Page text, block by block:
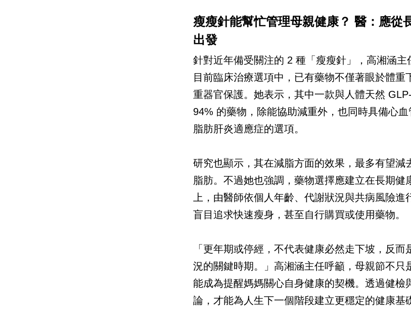
瘦瘦針能幫忙管理母親健康？ 醫：應從
出發
針對近年備受關注的 2 種「瘦瘦針」，高湘涵主
目前臨床治療選項中，已有藥物不僅著眼於體重
重器官保護。她表示，其中一款與人體天然
94% 的藥物，除能協助減重外，也同時具備心
脂肪肝炎適應症的選項。
研究也顯示，其在減脂方面的效果，最多有望減
脂肪。不過她也強調，藥物選擇應建立在長期健
上，由醫師依個人年齡、代謝狀況與共病風險進
盲目追求快速瘦身，甚至自行購買或使用藥物。
「更年期或停經，不代表健康必然走下坡，反而
況的關鍵時期。」高湘涵主任呼籲，母親節不只
能成為提醒媽媽關心自身健康的契機。透過健檢
論，才能為人生下一個階段建立更穩定的健康基